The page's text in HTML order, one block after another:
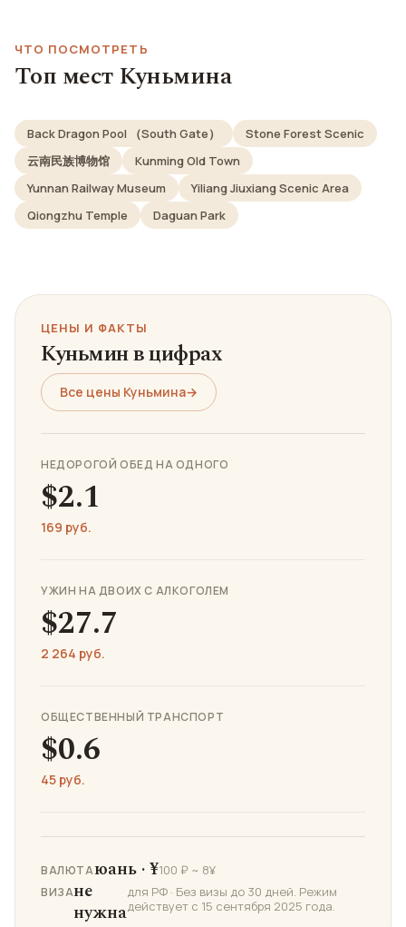
ЧТО ПОСМОТРЕТЬ
Топ мест Куньмина
Back Dragon Pool （South Gate）
Stone Forest Scenic
云南民族博物馆
Kunming Old Town
Yunnan Railway Museum
Yiliang Jiuxiang Scenic Area
Qiongzhu Temple
Daguan Park
ЦЕНЫ И ФАКТЫ
Куньмин в цифрах
Все цены Куньмина→
НЕДОРОГОЙ ОБЕД НА ОДНОГО
$2.1
169 руб.
УЖИН НА ДВОИХ С АЛКОГОЛЕМ
$27.7
2 264 руб.
ОБЩЕСТВЕННЫЙ ТРАНСПОРТ
$0.6
45 руб.
ВАЛЮТАюань · ¥100 ₽ ~ 8¥
ВИЗАне
нужна
для РФ · Без визы до 30 дней. Режим
действует с 15 сентября 2025 года.